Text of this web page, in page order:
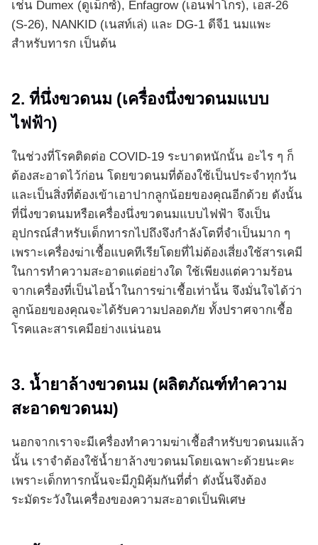
เช่น Dumex (ดูเม็กซ์), Enfagrow (เอนฟาโกร), เอส-26
(S-26), NANKID (เนสท์เล่) และ DG-1 ดีจี1 นมแพะ
สำหรับทารก เป็นต้น
2. ที่นึ่งขวดนม (เครื่องนึ่งขวดนมแบบ
ไฟฟ้า)
ในช่วงที่โรคติดต่อ COVID-19 ระบาดหนักนั้น อะไร ๆ ก็
ต้องสะอาดไว้ก่อน โดยขวดนมที่ต้องใช้เป็นประจำทุกวัน
และเป็นสิ่งที่ต้องเข้าเอาปากลูกน้อยของคุณอีกด้วย ดังนั้น
ที่นึ่งขวดนมหรือเครื่องนึ่งขวดนมแบบไฟฟ้า จึงเป็น
อุปกรณ์สำหรับเด็กทารกไปถึงจึงกำลังโตที่จำเป็นมาก ๆ
เพราะเครื่องฆ่าเชื้อแบคทีเรียโดยที่ไม่ต้องเสี่ยงใช้สารเคมี
ในการทำความสะอาดแต่อย่างใด ใช้เพียงแต่ความร้อน
จากเครื่องที่เป็นไอน้ำในการฆ่าเชื้อเท่าน้ัน จึงมั่นใจได้ว่า
ลูกน้อยของคุณจะได้รับความปลอดภัย ทั้งปราศจากเชื้อ
โรคและสารเคมีอย่างแน่นอน
3. น้ำยาล้างขวดนม (ผลิตภัณฑ์ทำความ
สะอาดขวดนม)
นอกจากเราจะมีเครื่องทำความฆ่าเชื้อสำหรับขวดนมแล้ว
นั้น เราจำต้องใช้น้ำยาล้างขวดนมโดยเฉพาะด้วยนะคะ
เพราะเด็กทารกนั้นจะมีภูมิคุ้มกันที่ต่ำ ดังนั้นจึงต้อง
ระมัดระวังในเครื่องของความสะอาดเป็นพิเศษ